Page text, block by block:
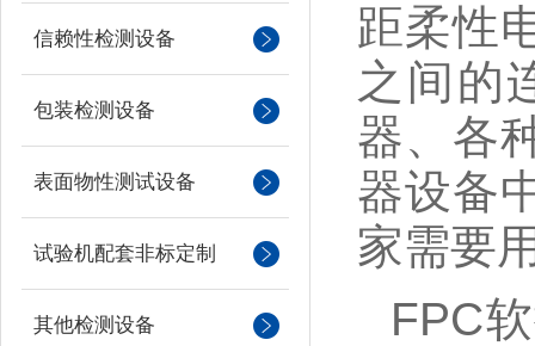
信赖性检测设备
包装检测设备
表面物性测试设备
试验机配套非标定制
其他检测设备
距柔性
之间的
器、各
器设备
家需要
FPC